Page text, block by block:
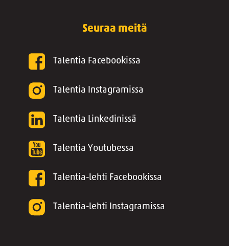
Seuraa meitä
Talentia Facebookissa
Talentia Instagramissa
Talentia Linkedinissä
Talentia Youtubessa
Talentia-lehti Facebookissa
Talentia-lehti Instagramissa